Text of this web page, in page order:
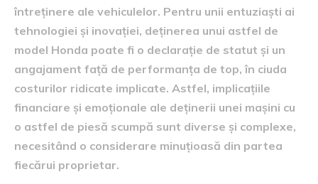
întreținere ale vehiculelor. Pentru unii entuziaști ai
tehnologiei și inovației, deținerea unui astfel de
model Honda poate fi o declarație de statut și un
angajament față de performanța de top, în ciuda
costurilor ridicate implicate. Astfel, implicațiile
financiare și emoționale ale deținerii unei mașini cu
o astfel de piesă scumpă sunt diverse și complexe,
necesitând o considerare minuțioasă din partea
fiecărui proprietar.